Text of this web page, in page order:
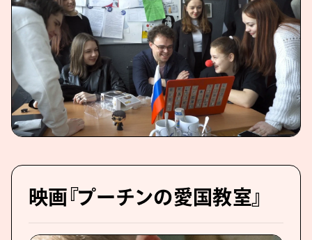
映画『プーチンの愛国教室』